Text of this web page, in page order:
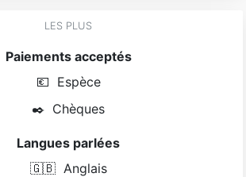
LES PLUS
Paiements acceptés
💶 Espèce
✒️ Chèques
Langues parlées
🇬🇧 Anglais